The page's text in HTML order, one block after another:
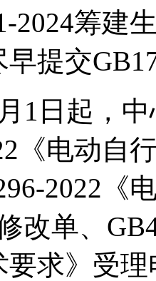
2024筹建
早提交
月 1 日起，
《电动自
2022 《
改单、
要求》受